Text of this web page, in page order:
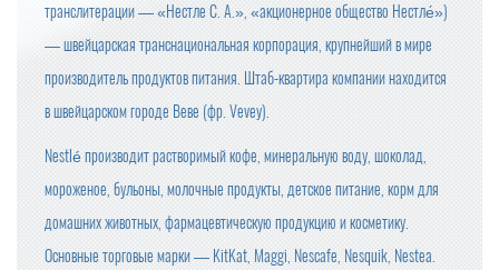
транслитерации — «Нестле С. А.», «акционерное общество Нестле́»)
— швейцарская транснациональная корпорация, крупнейший в мире
производитель продуктов питания. Штаб-квартира компании находится
в швейцарском городе Веве (фр. Vevey).
Nestlé производит растворимый кофе, минеральную воду, шоколад,
мороженое, бульоны, молочные продукты, детское питание, корм для
домашних животных, фармацевтическую продукцию и косметику.
Основные торговые марки — KitKat, Maggi, Nescafe, Nesquik, Nestea.